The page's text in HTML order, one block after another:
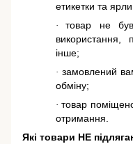
етикетки та
·товар не був
використання,
інше;
· замовлений
обміну;
·товар
отримання.
Які товари НЕ